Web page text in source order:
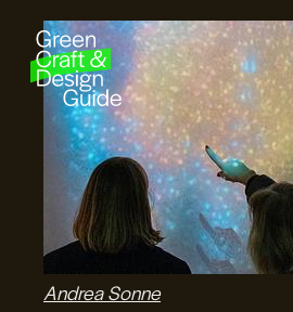
Gå til indhold
Andrea Sonne